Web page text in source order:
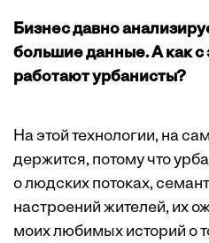
Бизнес давно
большие данные. А как с
работают урбанисты?
На этой технологии, на
держится, потому что
о людских потоках,
настроений жителей, их
моих любимых историй о